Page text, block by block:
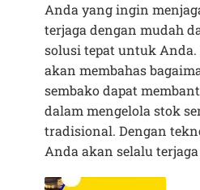
Anda yang ingin
terjaga dengan mudah
solusi tepat untuk
akan membahas
sembako dapat
dalam mengelola stok
tradisional. Dengan
Anda akan selalu